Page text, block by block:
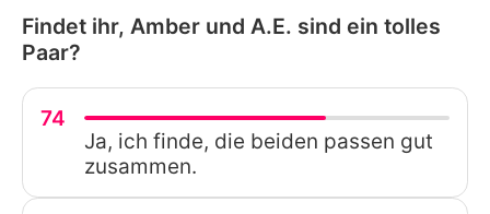
Findet ihr, Amber und A.E. sind ein tolles
Paar?
74
Ja, ich finde, die beiden passen gut
zusammen.